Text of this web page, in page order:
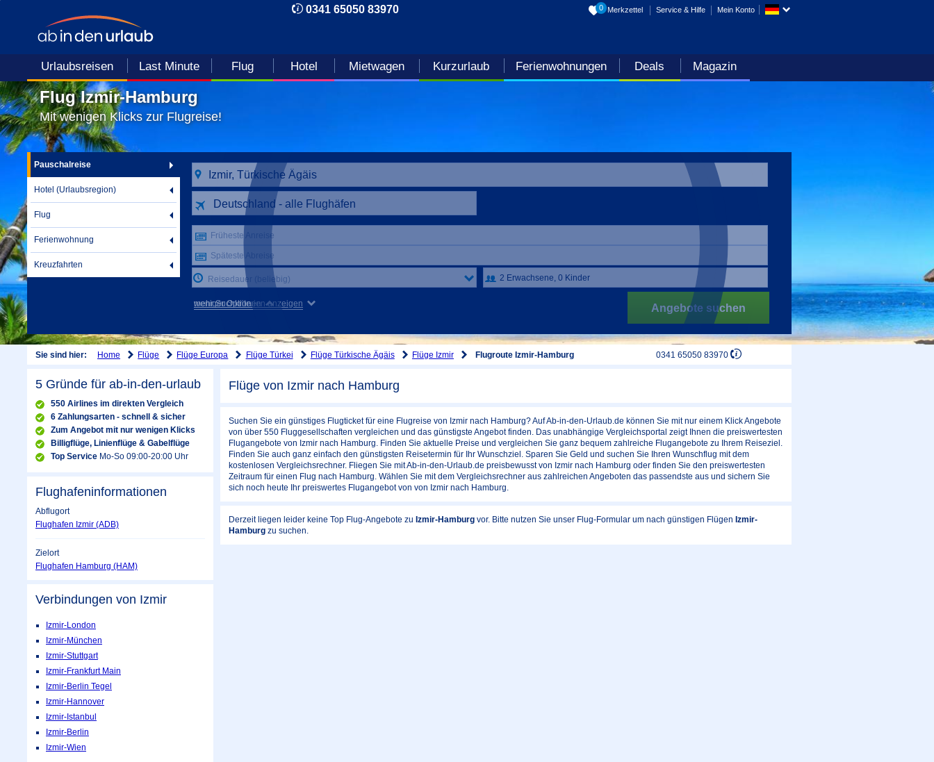
0341 65050 83970
Urlaubsreisen Last Minute Flug Hotel Mietwagen Kurzurlaub Ferienwohnungen Deals Magazin
0 Merkzettel Service & Hilfe Mein Konto
Flug Izmir-Hamburg
Mit wenigen Klicks zur Flugreise!
Pauschalreise
Hotel (Urlaubsregion)
Flug
Ferienwohnung
Kreuzfahrten
Deutschland - alle Flughäfen
Früheste Anreise
Späteste Abreise
Reisedauer (beliebig)
mehr Suchkriterien anzeigen
weniger Optionen Angebote suchen
Sie sind hier: Home Flüge Flüge Europa Flüge Türkei Flüge Türkische Ägäis Flüge Izmir Flugroute Izmir-Hamburg 0341 65050 83970
Flüge von Izmir nach Hamburg
Suchen Sie ein günstiges Flugticket für eine Flugreise von Izmir nach Hamburg? Auf Ab-in-den-Urlaub.de können Sie mit nur einem Klick Angebote
von über 550 Fluggesellschaften vergleichen und das günstigste Angebot finden. Das unabhängige Vergleichsportal zeigt Ihnen die preiswertesten
Flugangebote von Izmir nach Hamburg. Finden Sie aktuelle Preise und vergleichen Sie ganz bequem zahlreiche Flugangebote zu Ihrem Reiseziel.
Finden Sie auch ganz einfach den günstigsten Reisetermin für Ihr Wunschziel. Sparen Sie Geld und suchen Sie Ihren Wunschflug mit dem
kostenlosen Vergleichsrechner. Fliegen Sie mit Ab-in-den-Urlaub.de preisbewusst von Izmir nach Hamburg oder finden Sie den preiswertesten
Zeitraum für einen Flug nach Hamburg. Wählen Sie mit dem Vergleichsrechner aus zahlreichen Angeboten das passendste aus und sichern Sie
sich noch heute Ihr preiswertes Flugangebot von von Izmir nach Hamburg.
Derzeit liegen leider keine Top Flug-Angebote zu Izmir-Hamburg vor. Bitte nutzen Sie unser Flug-Formular um nach günstigen Flügen Izmir-
Hamburg zu suchen.
5 Gründe für ab-in-den-urlaub
550 Airlines im direkten Vergleich
6 Zahlungsarten - schnell & sicher
Zum Angebot mit nur wenigen Klicks
Billigflüge, Linienflüge & Gabelflüge
Top Service Mo-So 09:00-20:00 Uhr
Flughafeninformationen
Abflugort
Flughafen Izmir (ADB)
Zielort
Flughafen Hamburg (HAM)
Verbindungen von Izmir
Izmir-London
Izmir-München
Izmir-Stuttgart
Izmir-Frankfurt Main
Izmir-Berlin Tegel
Izmir-Hannover
Izmir-Istanbul
Izmir-Berlin
Izmir-Wien